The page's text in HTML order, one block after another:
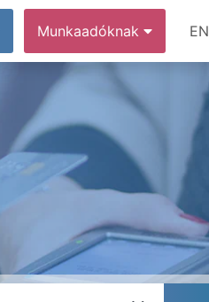
Munkaadóknak EN